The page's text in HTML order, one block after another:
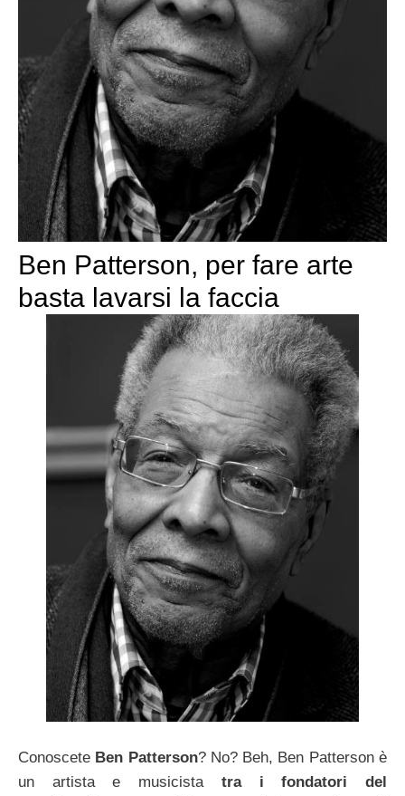
Ben Patterson, per fare arte
basta lavarsi la faccia
Conoscete Ben Patterson? No? Beh, Ben Patterson è
un artista e musicista tra i fondatori del